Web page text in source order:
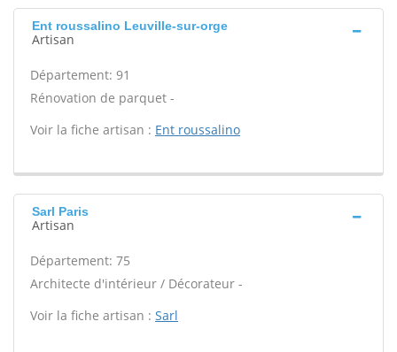
Ent roussalino Leuville-sur-orge
Artisan
Département: 91
Rénovation de parquet -
Voir la fiche artisan : Ent roussalino
Sarl Paris
Artisan
Département: 75
Architecte d'intérieur / Décorateur -
Voir la fiche artisan : Sarl